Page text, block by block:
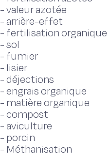
-valeur azotée
- arrière-effet
- fertilisation organique
-sol
- fumier
- lisier
-déjections
-engrais organique
- matière organique
-compost
- aviculture
- porcin
- Méthanisation